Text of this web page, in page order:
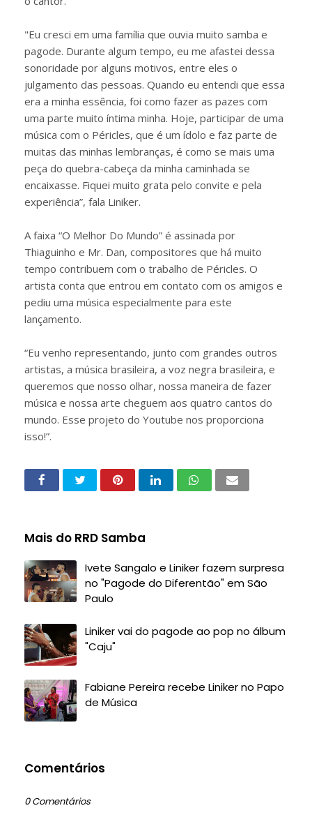
"Eu cresci em uma família que ouvia muito samba e
pagode. Durante algum tempo, eu me afastei dessa
sonoridade por alguns motivos, entre eles o
julgamento das pessoas. Quando eu entendi que essa
era a minha essência, foi como fazer as pazes com
uma parte muito íntima minha. Hoje, participar de uma
música com o Péricles, que é um ídolo e faz parte de
muitas das minhas lembranças, é como se mais uma
peça do quebra-cabeça da minha caminhada se
encaixasse. Fiquei muito grata pelo convite e pela
experiência”, fala Liniker.
A faixa “O Melhor Do Mundo” é assinada por
Thiaguinho e Mr. Dan, compositores que há muito
tempo contribuem com o trabalho de Péricles. O
artista conta que entrou em contato com os amigos e
pediu uma música especialmente para este
lançamento.
“Eu venho representando, junto com grandes outros
artistas, a música brasileira, a voz negra brasileira, e
queremos que nosso olhar, nossa maneira de fazer
música e nossa arte cheguem aos quatro cantos do
mundo. Esse projeto do Youtube nos proporciona
isso!”.
Mais do RRD Samba
Ivete Sangalo e Liniker fazem surpresa
no "Pagode do Diferentão" em São
Paulo
Liniker vai do pagode ao pop no álbum
"Caju"
Fabiane Pereira recebe Liniker no Papo
de Música
Comentários
0 Comentários